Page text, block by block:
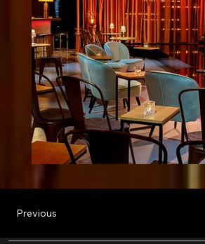
Previous